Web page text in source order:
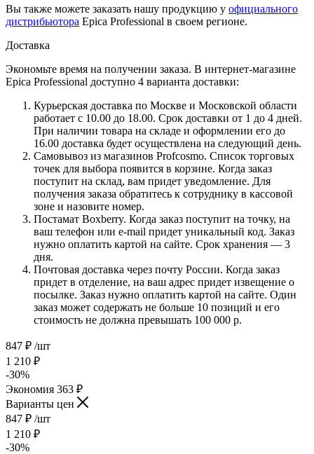
Вы также можете заказать нашу продукцию у официального
дистрибьютора Epica Professional в своем регионе.
Доставка
Экономьте время на получении заказа. В интернет-магазине
Epica Professional доступно 4 варианта доставки:
Курьерская доставка по Москве и Московской области
работает с 10.00 до 18.00. Срок доставки от 1 до 4 дней.
При наличии товара на складе и оформлении его до
16.00 доставка будет осуществлена на следующий день.
Самовывоз из магазинов Profcosmo. Список торговых
точек для выбора появится в корзине. Когда заказ
поступит на склад, вам придет уведомление. Для
получения заказа обратитесь к сотруднику в кассовой
зоне и назовите номер.
Постамат Boxberry. Когда заказ поступит на точку, на
ваш телефон или e-mail придет уникальный код. Заказ
нужно оплатить картой на сайте. Срок хранения — 3
дня.
Почтовая доставка через почту России. Когда заказ
придет в отделение, на ваш адрес придет извещение о
посылке. Заказ нужно оплатить картой на сайте. Один
заказ может содержать не больше 10 позиций и его
стоимость не должна превышать 100 000 р.
847 ₽ /шт
1 210 ₽
-30%
Экономия 363 ₽
Варианты цен
847 ₽ /шт
1 210 ₽
-30%